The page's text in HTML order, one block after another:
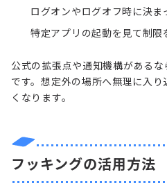
ログオンやログオフ時に決
特定アプリの起動を見て制限
公式の拡張点や通知機構がある
です。想定外の場所へ無理に入
くなります。
フッキングの活用方法